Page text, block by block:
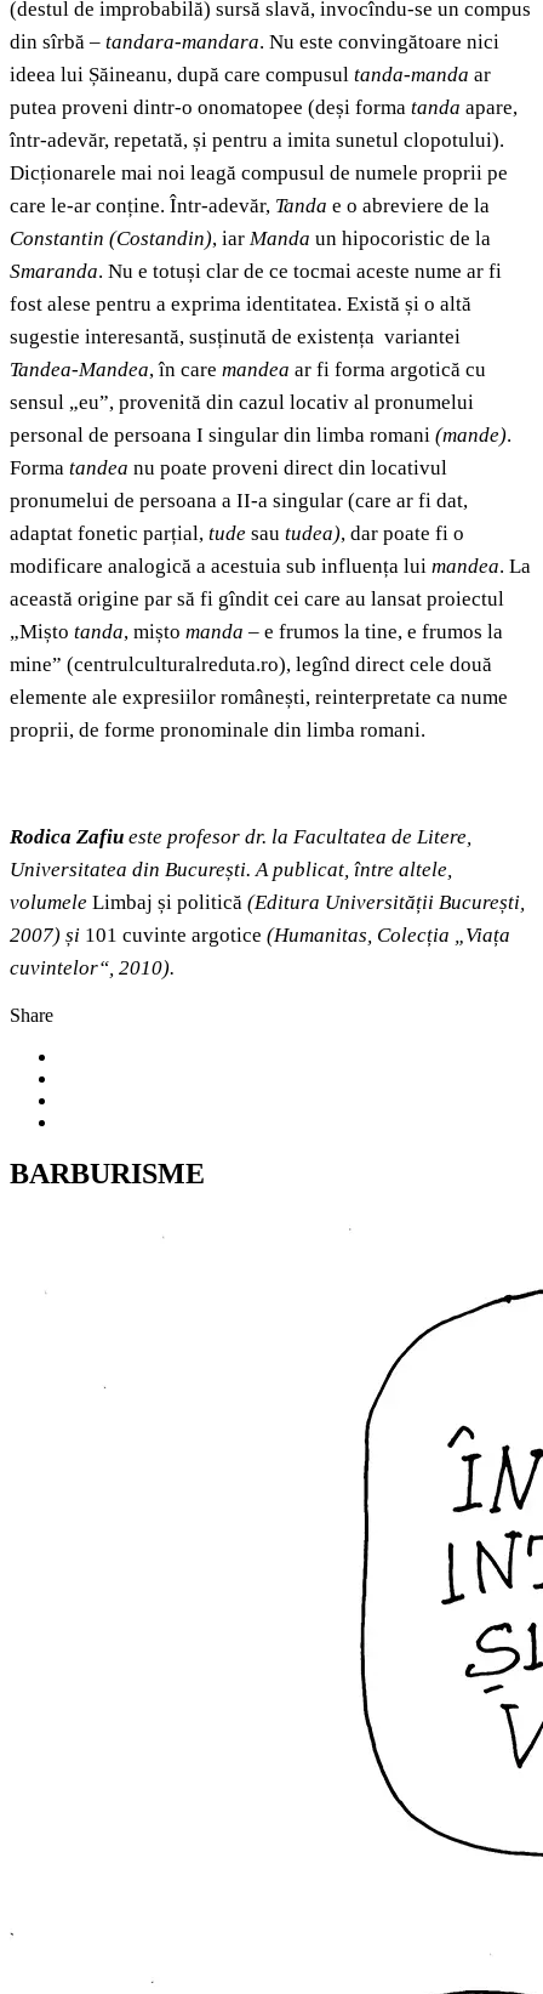
(destul de improbabilă) sursă slavă, invocîndu-se un compus
din sîrbă – tandara-mandara. Nu este convingătoare nici
ideea lui Șăineanu, după care compusul tanda-manda ar
putea proveni dintr-o onomatopee (deși forma tanda apare,
într-adevăr, repetată, și pentru a imita sunetul clopotului).
Dicționarele mai noi leagă compusul de numele proprii pe
care le-ar conține. Într-adevăr, Tanda e o abreviere de la
Constantin (Costandin), iar Manda un hipocoristic de la
Smaranda. Nu e totuși clar de ce tocmai aceste nume ar fi
fost alese pentru a exprima identitatea. Există și o altă
sugestie interesantă, susținută de existența variantei
Tandea-Mandea, în care mandea ar fi forma argotică cu
sensul „eu”, provenită din cazul locativ al pronumelui
personal de persoana I singular din limba romani (mande).
Forma tandea nu poate proveni direct din locativul
pronumelui de persoana a II-a singular (care ar fi dat,
adaptat fonetic parțial, tude sau tudea), dar poate fi o
modificare analogică a acestuia sub influența lui mandea. La
această origine par să fi gîndit cei care au lansat proiectul
„Mișto tanda, mișto manda – e frumos la tine, e frumos la
mine” (centrulculturalreduta.ro), legînd direct cele două
elemente ale expresiilor românești, reinterpretate ca nume
proprii, de forme pronominale din limba romani.
Rodica Zafiu este profesor dr. la Facultatea de Litere,
Universitatea din București. A publicat, între altele,
volumele Limbaj și politică (Editura Universității București,
2007) și 101 cuvinte argotice (Humanitas, Colecția „Viața
cuvintelor“, 2010).
Share
BARBURISME